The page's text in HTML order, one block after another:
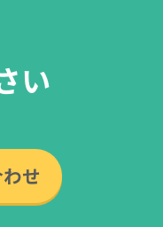
い
せ